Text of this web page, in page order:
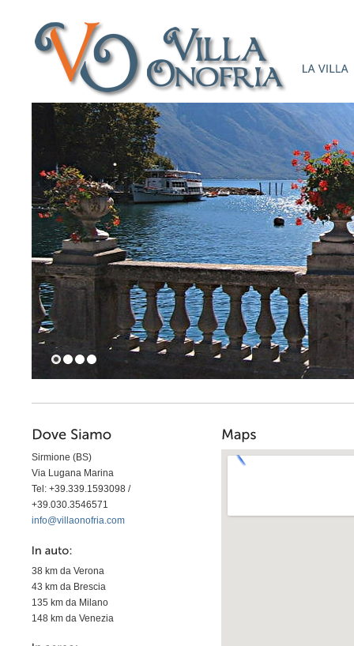
Sirmione (BS)
Via Lugana Marina
Tel: +39.339.1593098 /
+39.030.3546571
info@villaonofria.com
38 km da Verona
43 km da Brescia
135 km da Milano
148 km da Venezia